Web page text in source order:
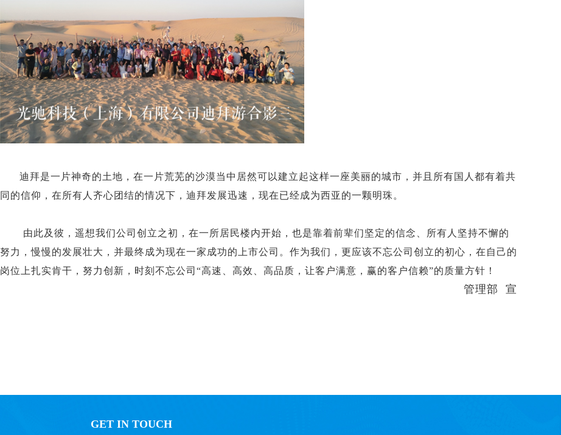
迪拜是一片神奇的土地，在一片荒芜的沙漠当中居然可以建立起这样一座美丽的城市，并且所有国人都有着共
同的信仰，在所有人齐心团结的情况下，迪拜发展迅速，现在已经成为西亚的一颗明珠。
由此及彼，遥想我们公司创立之初，在一所居民楼内开始，也是靠着前辈们坚定的信念、所有人坚持不懈的
努力，慢慢的发展壮大，并最终成为现在一家成功的上市公司。作为我们，更应该不忘公司创立的初心，在自己的
岗位上扎实肯干，努力创新，时刻不忘公司 “高速、高效、高品质，让客户满意，赢的客户信赖”的质量方针！
管理部 宣
GET IN TOUCH